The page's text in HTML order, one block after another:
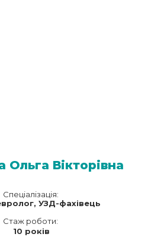
Ольга Вікторівна
Спеціалізація:
УЗД-фахівець
Стаж роботи:
10 років